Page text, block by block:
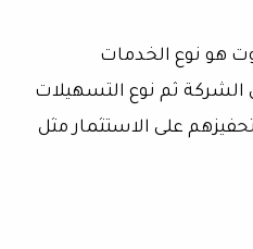
هو نوع الخدمات
ثم نوع التسهيلات
على الاستثمار مثل